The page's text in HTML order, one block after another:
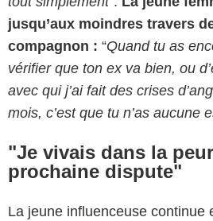
jusqu’aux moindres travers
compagnon : “Quand tu as
vérifier que ton ex va bien, ou
avec qui j’ai fait des crises
mois, c’est que tu n’as aucune
"Je vivais dans la
prochaine dispute"
La jeune influenceuse continue